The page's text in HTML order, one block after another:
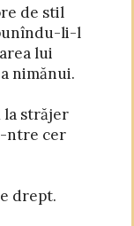
de stil
li-l
lui
nimănui.
la străjer
ntre cer
drept.